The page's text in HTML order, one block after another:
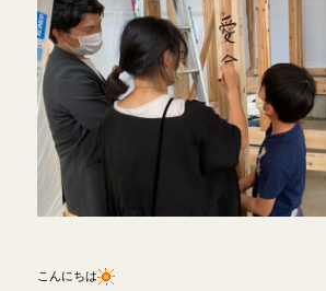
こんにちは